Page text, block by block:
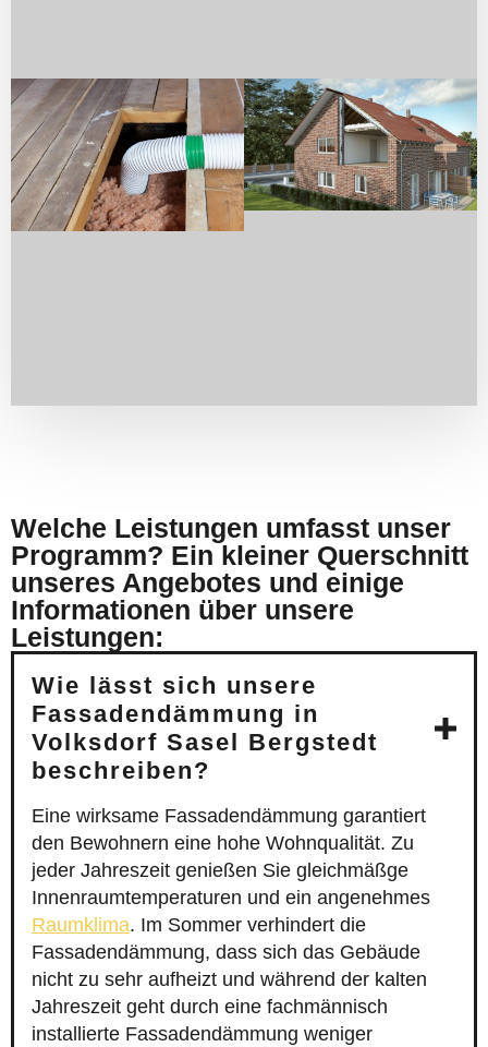
Welche Leistungen umfasst unser
Programm? Ein kleiner Querschnitt
unseres Angebotes und einige
Informationen über unsere
Leistungen:
Wie lässt sich unsere
Fassadendämmung in
Volksdorf Sasel Bergstedt
beschreiben?
Eine wirksame Fassadendämmung garantiert
den Bewohnern eine hohe Wohnqualität. Zu
jeder Jahreszeit genießen Sie gleichmäßge
Innenraumtemperaturen und ein angenehmes
Raumklima. Im Sommer verhindert die
Fassadendämmung, dass sich das Gebäude
nicht zu sehr aufheizt und während der kalten
Jahreszeit geht durch eine fachmännisch
installierte Fassadendämmung weniger